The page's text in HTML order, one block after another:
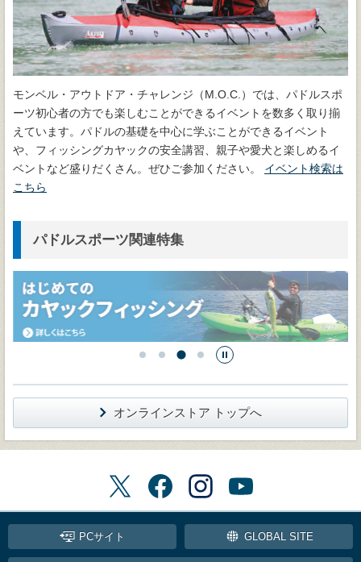
モンベル・アウトドア・チャレンジ（M.O.C.）では、パドルスポ
ーツ初心者の方でも楽しむことができるイベントを数多く取り揃
えています。パドルの基礎を中心に学ぶことができるイベント
や、フィッシングカヤックの安全講習、親子や愛犬と楽しめるイ
ベントなど盛りだくさん。ぜひご参加ください。 イベント検索は
こちら
パドルスポーツ関連特集
オンラインストア トップへ
PCサイト GLOBAL SITE